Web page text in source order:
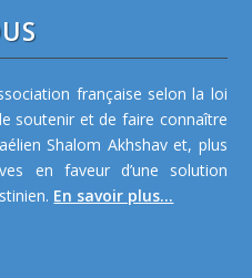
française selon la loi
soutenir et de faire connaître
Shalom Akhshav et, plus
en faveur d’une solution
En savoir plus...